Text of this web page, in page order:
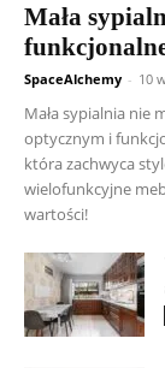
Mała
SpaceAlchemy - 10
Mała sypialnia nie
optycznym i
która zachwyca
wielofunkcyjne
wartości!